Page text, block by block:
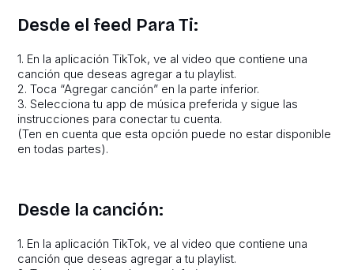
Desde el feed Para Ti:
1. En la aplicación TikTok, ve al video que contiene una
canción que deseas agregar a tu playlist.
2. Toca “Agregar canción” en la parte inferior.
3. Selecciona tu app de música preferida y sigue las
instrucciones para conectar tu cuenta.
(Ten en cuenta que esta opción puede no estar disponible
en todas partes).
Desde la canción:
1. En la aplicación TikTok, ve al video que contiene una
canción que deseas agregar a tu playlist.